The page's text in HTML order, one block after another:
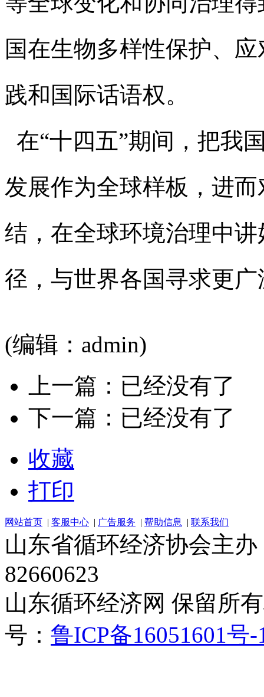
国在生物多样性保护、
践和国际话语权。
在“十四五”期间，把我
发展作为全球样板，进
结，在全球环境治理中
径，与世界各国寻求更
(编辑：admin)
上一篇：已经没有了
下一篇：已经没有了
收藏
打印
网站首页 | 客服中心 | 广告服务 | 帮助信息 | 联系我们
山东省循环经济协会主办
82660623
山东循环经济网 保留所
号： 鲁ICP备16051601号-